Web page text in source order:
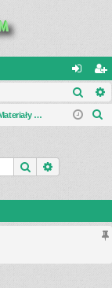
al
og
ar
ej
ę
Materiały w opracowaniu
j
Szukaj